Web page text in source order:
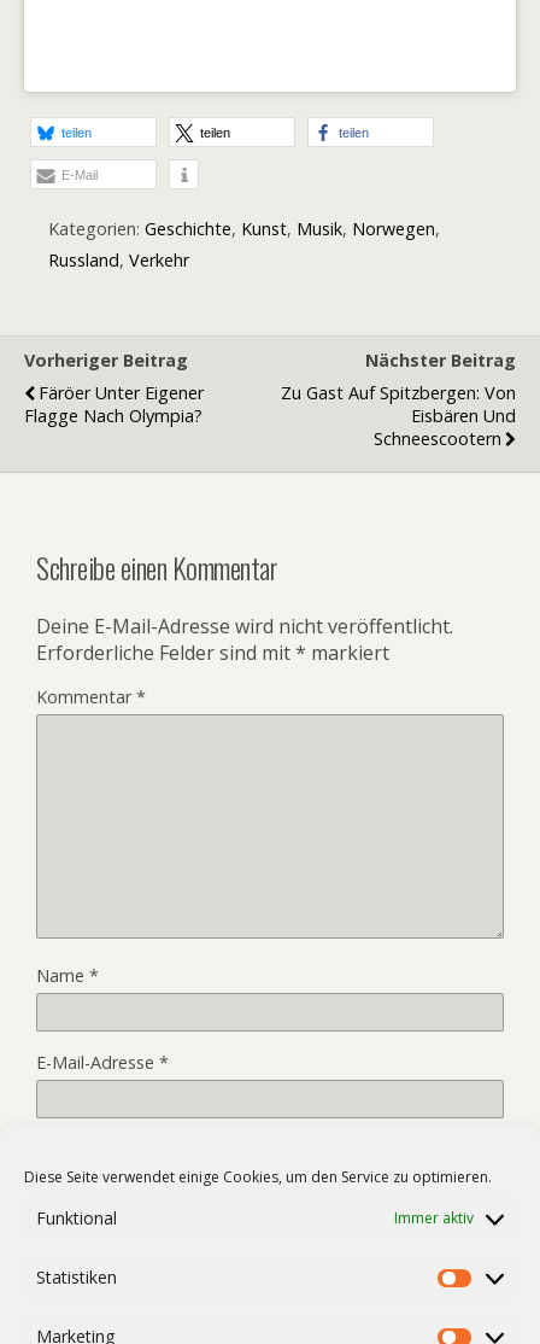
Diese Seite verwendet einige Cookies, um den Service zu optimieren.
Funktional Immer aktiv
Statistiken
Marketing
teilen teilen teilen
E-Mail
Kategorien: Geschichte, Kunst, Musik, Norwegen,
Russland, Verkehr
Vorheriger Beitrag
Färöer Unter Eigener
Flagge Nach Olympia?
Nächster Beitrag
Zu Gast Auf Spitzbergen: Von
Eisbären Und
Schneescootern
Schreibe einen Kommentar
Deine E-Mail-Adresse wird nicht veröffentlicht.
Erforderliche Felder sind mit* markiert
Kommentar*
Name *
E-Mail-Adresse *
meinen nächsten Kommentar speichern.